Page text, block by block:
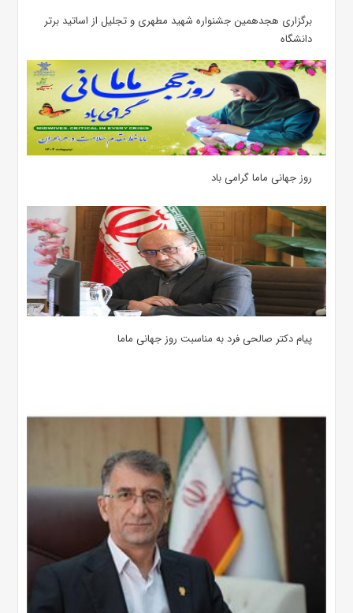
برگزاری هجدهمین جشنواره شهید مطهری و تجلیل از اساتید برتر
دانشگاه
روز جهانی ماما گرامی باد
پیام دکتر صالحی فرد به مناسبت روز جهانی ماما